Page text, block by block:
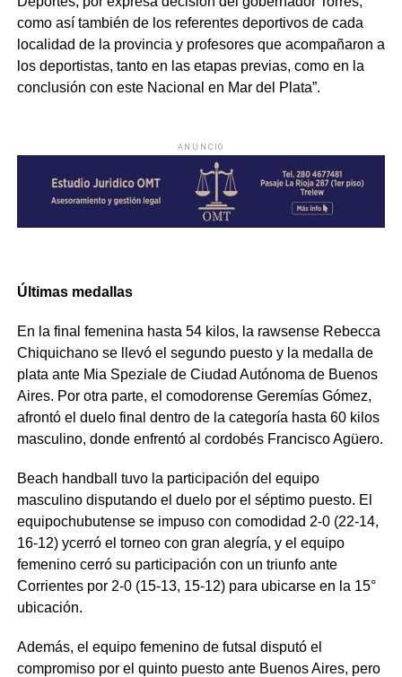
como así también de los referentes deportivos de cada
localidad de la provincia y profesores que acompañaron a
los deportistas, tanto en las etapas previas, como en la
conclusión con este Nacional en Mar del Plata”.
ANUNCIO
Últimas medallas
En la final femenina hasta 54 kilos, la rawsense Rebecca
Chiquichano se llevó el segundo puesto y la medalla de
plata ante Mia Speziale de Ciudad Autónoma de Buenos
Aires. Por otra parte, el comodorense Geremías Gómez,
afrontó el duelo final dentro de la categoría hasta 60 kilos
masculino, donde enfrentó al cordobés Francisco Agüero.
Beach handball tuvo la participación del equipo
masculino disputando el duelo por el séptimo puesto. El
equipochubutense se impuso con comodidad 2-0 (22-14,
16-12) ycerró el torneo con gran alegría, y el equipo
femenino cerró su participación con un triunfo ante
Corrientes por 2-0 (15-13, 15-12) para ubicarse en la 15°
ubicación.
Además, el equipo femenino de futsal disputó el
compromiso por el quinto puesto ante Buenos Aires, pero